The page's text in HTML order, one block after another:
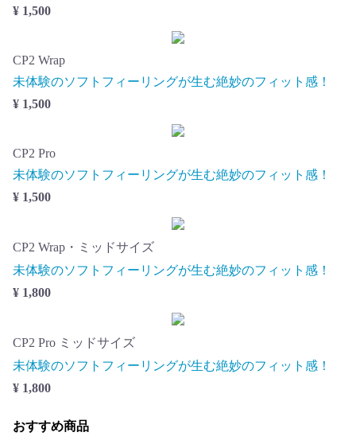
¥ 1,500
CP2 Wrap
未体験のソフトフィーリングが生む絶妙のフィット感！
¥ 1,500
CP2 Pro
未体験のソフトフィーリングが生む絶妙のフィット感！
¥ 1,500
CP2 Wrap・ミッドサイズ
未体験のソフトフィーリングが生む絶妙のフィット感！
¥ 1,800
CP2 Pro ミッドサイズ
未体験のソフトフィーリングが生む絶妙のフィット感！
¥ 1,800
おすすめ商品